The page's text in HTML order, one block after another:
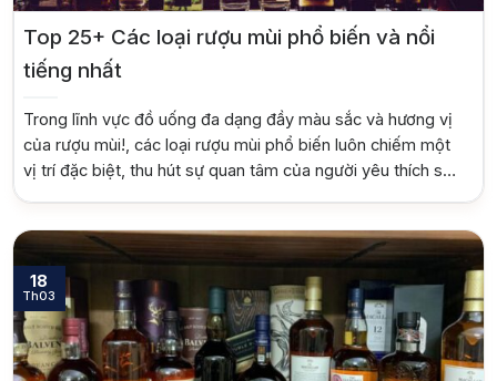
Chivas Macallan Hibiki
Johnnie Walker
Absolut Courvoisier
Danzka
Ưu đãi hot
+ Ưu đãi giữa năm: Ngập tràn quà
tặng, gi rượu siêu hấp dẫn
+ Nhà cung cấp uy tín
Top 25+ Các loại rượu mùi phổ biến và nổi
tiếng nhất
Trong lĩnh vực đồ uống đa dạng đầy màu sắc và hương vị
của rượu mùi!, các loại rượu mùi phổ biến luôn chiếm một
vị trí đặc biệt, thu hút sự quan tâm của người yêu thích sự
tinh tế và độc đáo. Không chỉ là sự lựa chọn hoàn hảo để
18
Th03